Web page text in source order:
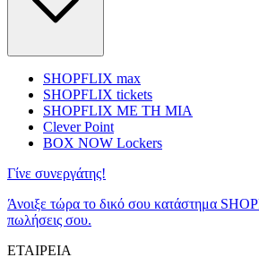
SHOPFLIX max
SHOPFLIX tickets
SHOPFLIX ΜΕ ΤΗ ΜΙΑ
Clever Point
BOX NOW Lockers
Γίνε συνεργάτης!
Άνοιξε τώρα το δικό σου κατάστημα
πωλήσεις σου.
ΕΤΑΙΡΕΙΑ